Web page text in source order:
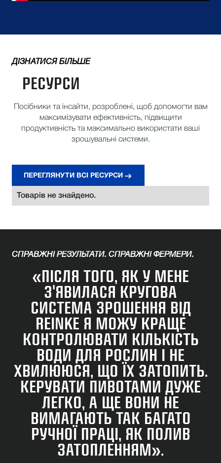
ДІЗНАТИСЯ БІЛЬШЕ
РЕСУРСИ
Посібники та інсайти, розроблені, щоб допомогти вам
максимізувати ефективність, підвищити
продуктивність та максимально використати ваші
зрошувальні системи.
ПЕРЕГЛЯНУТИ ВСІ РЕСУРСИ
Товарів не знайдено.
СПРАВЖНІ РЕЗУЛЬТАТИ. СПРАВЖНІ ФЕРМЕРИ.
«ПІСЛЯ ТОГО, ЯК У МЕНЕ
З'ЯВИЛАСЯ КРУГОВА
СИСТЕМА ЗРОШЕННЯ ВІД
REINKE Я МОЖУ КРАЩЕ
КОНТРОЛЮВАТИ КІЛЬКІСТЬ
ВОДИ ДЛЯ РОСЛИН І НЕ
ХВИЛЮЮСЯ, ЩО ЇХ ЗАТОПИТЬ.
КЕРУВАТИ ПИВОТАМИ ДУЖЕ
ЛЕГКО, А ЩЕ ВОНИ НЕ
ВИМАГАЮТЬ ТАК БАГАТО
РУЧНОЇ ПРАЦІ, ЯК ПОЛИВ
ЗАТОПЛЕННЯМ».